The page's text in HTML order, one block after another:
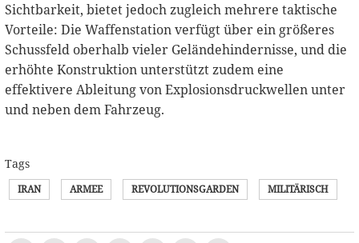
Sichtbarkeit, bietet jedoch zugleich mehrere taktische
Vorteile: Die Waffenstation verfügt über ein größeres
Schussfeld oberhalb vieler Geländehindernisse, und die
erhöhte Konstruktion unterstützt zudem eine
effektivere Ableitung von Explosionsdruckwellen unter
und neben dem Fahrzeug.
Tags
IRAN ARMEE REVOLUTIONSGARDEN MILITÄRISCH